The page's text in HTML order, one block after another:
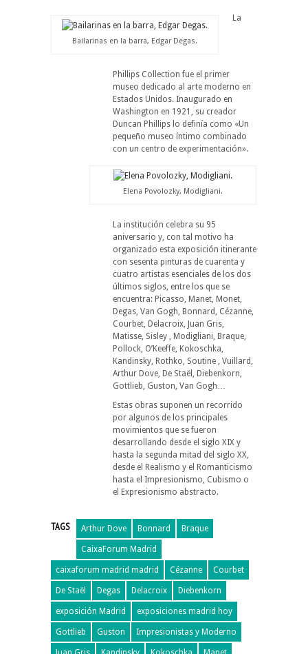
Bailarinas en la barra, Edgar Degas.
La
Phillips Collection fue el primer
museo dedicado al arte moderno en
Estados Unidos. Inaugurado en
Washington en 1921, su creador
Duncan Phillips lo definía como «Un
pequeño museo íntimo combinado
con un centro de experimentación».
Elena Povolozky, Modigliani.
La institución celebra su 95
aniversario y, con tal motivo ha
organizado esta exposición itinerante
con sesenta pinturas de cuarenta y
cuatro artistas esenciales de los dos
últimos siglos, entre los que se
encuentra: Picasso, Manet, Monet,
Degas, Van Gogh, Bonnard, Cézanne,
Courbet, Delacroix, Juan Gris,
Matisse, Sisley , Modigliani, Braque,
Pollock, O’Keeffe, Kokoschka,
Kandinsky, Rothko, Soutine , Vuillard,
Arthur Dove, De Staël, Diebenkorn,
Gottlieb, Guston, Van Gogh…
Estas obras suponen un recorrido
por algunos de los principales
movimientos que se fueron
desarrollando desde el siglo XIX y
hasta la segunda mitad del siglo XX,
desde el Realismo y el Romanticismo
hasta el Impresionismo, Cubismo o
el Expresionismo abstracto.
TAGS Arthur Dove Bonnard Braque
CaixaForum Madrid
caixaforum madrid madrid Cézanne Courbet
De Staël Degas Delacroix Diebenkorn
exposición Madrid exposiciones madrid hoy
Gottlieb Guston Impresionistas y Moderno